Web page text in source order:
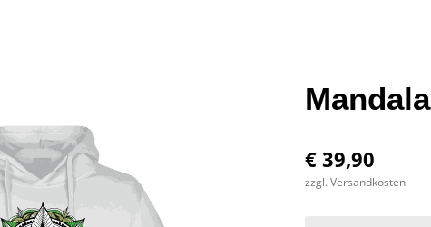
Mandala
€ 39,90
zzgl. Versandkosten